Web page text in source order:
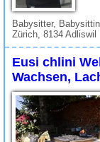
Babysitter,
Zürich, 8134 Adliswil
Eusi chlini
Wachsen,